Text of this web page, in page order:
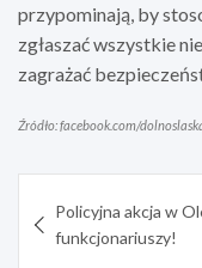
przypominają, by
zgłaszać wszystkie
zagrażać
Źródło: facebook.com/
wpisu
Policyjna akcja w
funkcjonariuszy!